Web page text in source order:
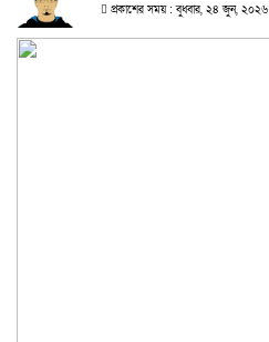
প্রকাশের সময় : বুধবার, ২৪ জুন, ২০২৬